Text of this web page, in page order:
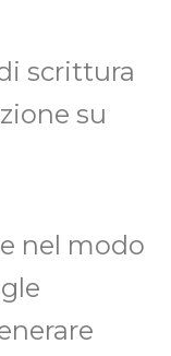
scrittura
su
nel modo